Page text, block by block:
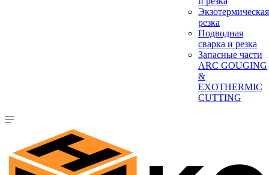
Экзотермическая
резка
Подводная
сварка и резка
Запасные части
ARC GOUGING
&
EXOTHERMIC
CUTTING